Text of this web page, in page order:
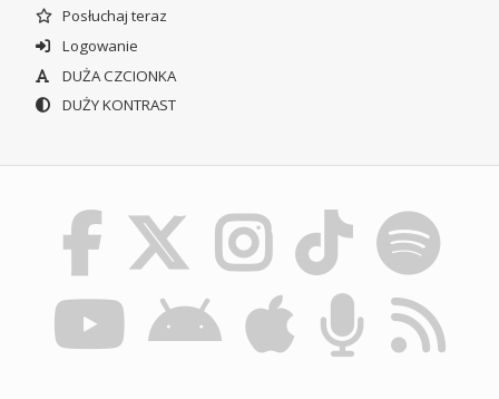
Posłuchaj teraz
Logowanie
DUŻA CZCIONKA
DUŻY KONTRAST